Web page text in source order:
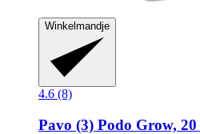
Winkelmandje
4.6 (8)
Pavo (3) Podo Grow,